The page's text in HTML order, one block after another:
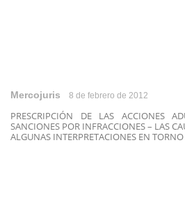
Mercojuris 8 de febrero de 2012
PRESCRIPCIÓN DE LAS ACCIONES
SANCIONES POR INFRACCIONES – LAS
ALGUNAS INTERPRETACIONES EN TORNO